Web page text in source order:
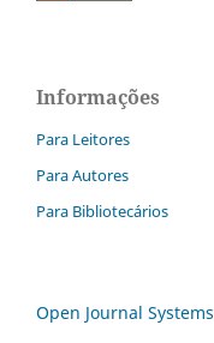
Informações
Para Leitores
Para Autores
Para Bibliotecários
Open Journal Systems